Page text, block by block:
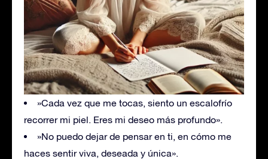
»Cada vez que me tocas, siento un escalofrío
recorrer mi piel. Eres mi deseo más profundo».
»No puedo dejar de pensar en ti, en cómo me
haces sentir viva, deseada y única».